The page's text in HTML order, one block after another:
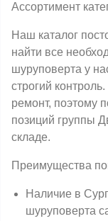
Ассортимент
Наш каталог
найти все
шуруповерта у
строгий
ремонт, поэтому
позиций группы
складе.
Преимущества
Наличие в
шуруповерта